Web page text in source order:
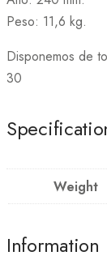
Peso: 11,6 kg.
Disponemos de
30
Weight
Information